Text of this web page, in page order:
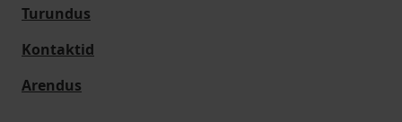
Turundus
Kontaktid
Arendus